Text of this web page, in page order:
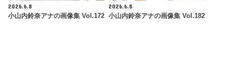
2026.6.8
小山内鈴奈アナの画像集 Vol.172
2026.6.8
小山内鈴奈アナの画像集 Vol.182